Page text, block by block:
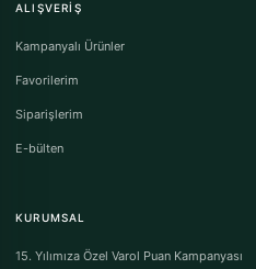
ALIŞVERIŞ
Kampanyalı Ürünler
Favorilerim
Siparişlerim
E-bülten
KURUMSAL
15. Yılımıza Özel Varol Puan Kampanyası